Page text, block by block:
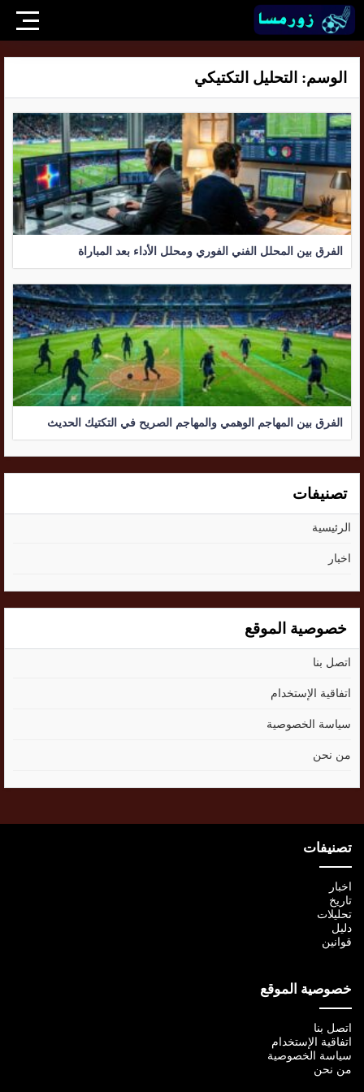
الوسم: التحليل التكتيكي
الفرق بين المحلل الفني الفوري ومحلل الأداء بعد المباراة
الفرق بين المهاجم الوهمي والمهاجم الصريح في التكتيك الحديث
تصنيفات
الرئيسية
اخبار
خصوصية الموقع
اتصل بنا
اتفاقية الإستخدام
سياسة الخصوصية
من نحن
تصنيفات
اخبار
تاريخ
تحليلات
دليل
قوانين
خصوصية الموقع
اتصل بنا
اتفاقية الإستخدام
سياسة الخصوصية
من نحن